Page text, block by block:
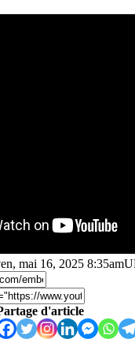
mai 16, 2025 8:35am
d'article